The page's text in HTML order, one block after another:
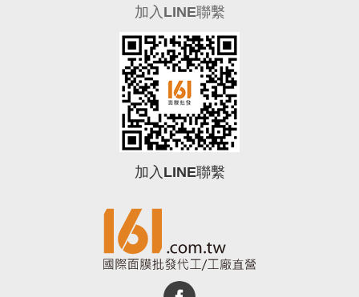
加入LINE聯繫
加入LINE聯繫